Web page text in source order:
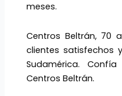
meses.
Centros Beltrán, 70
clientes satisfechos
Sudamérica.
Centros Beltrán.